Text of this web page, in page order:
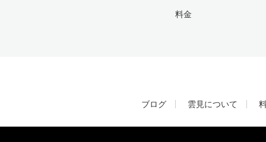
料金
ブログ 雲見について